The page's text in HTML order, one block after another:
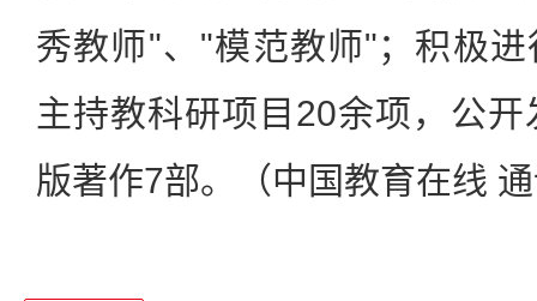
秀教师"、"模范教师"；积极
主持教科研项目20余项，公
版著作7部。（中国教育在线